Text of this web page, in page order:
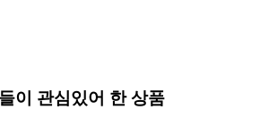
이 관심있어 한 상품